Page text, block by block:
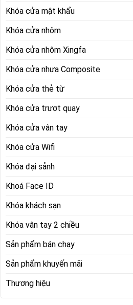
Khóa cửa mật khẩu
Khóa cửa nhôm
Khóa cửa nhôm Xingfa
Khóa cửa nhựa Composite
Khóa cửa thẻ từ
Khóa cửa trượt quay
Khóa cửa vân tay
Khóa cửa Wifi
Khóa đại sảnh
Khoá Face ID
Khóa khách sạn
Khóa vân tay 2 chiều
Sản phẩm bán chạy
Sản phẩm khuyến mãi
Thương hiệu